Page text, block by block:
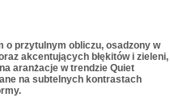
o przytulnym obliczu, osadzony w
akcentujących błękitów i zieleni,
aranżacje w trendzie Quiet
na subtelnych kontrastach